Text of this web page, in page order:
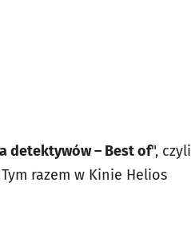
detektywów – Best of", czyli
razem w Kinie Helios